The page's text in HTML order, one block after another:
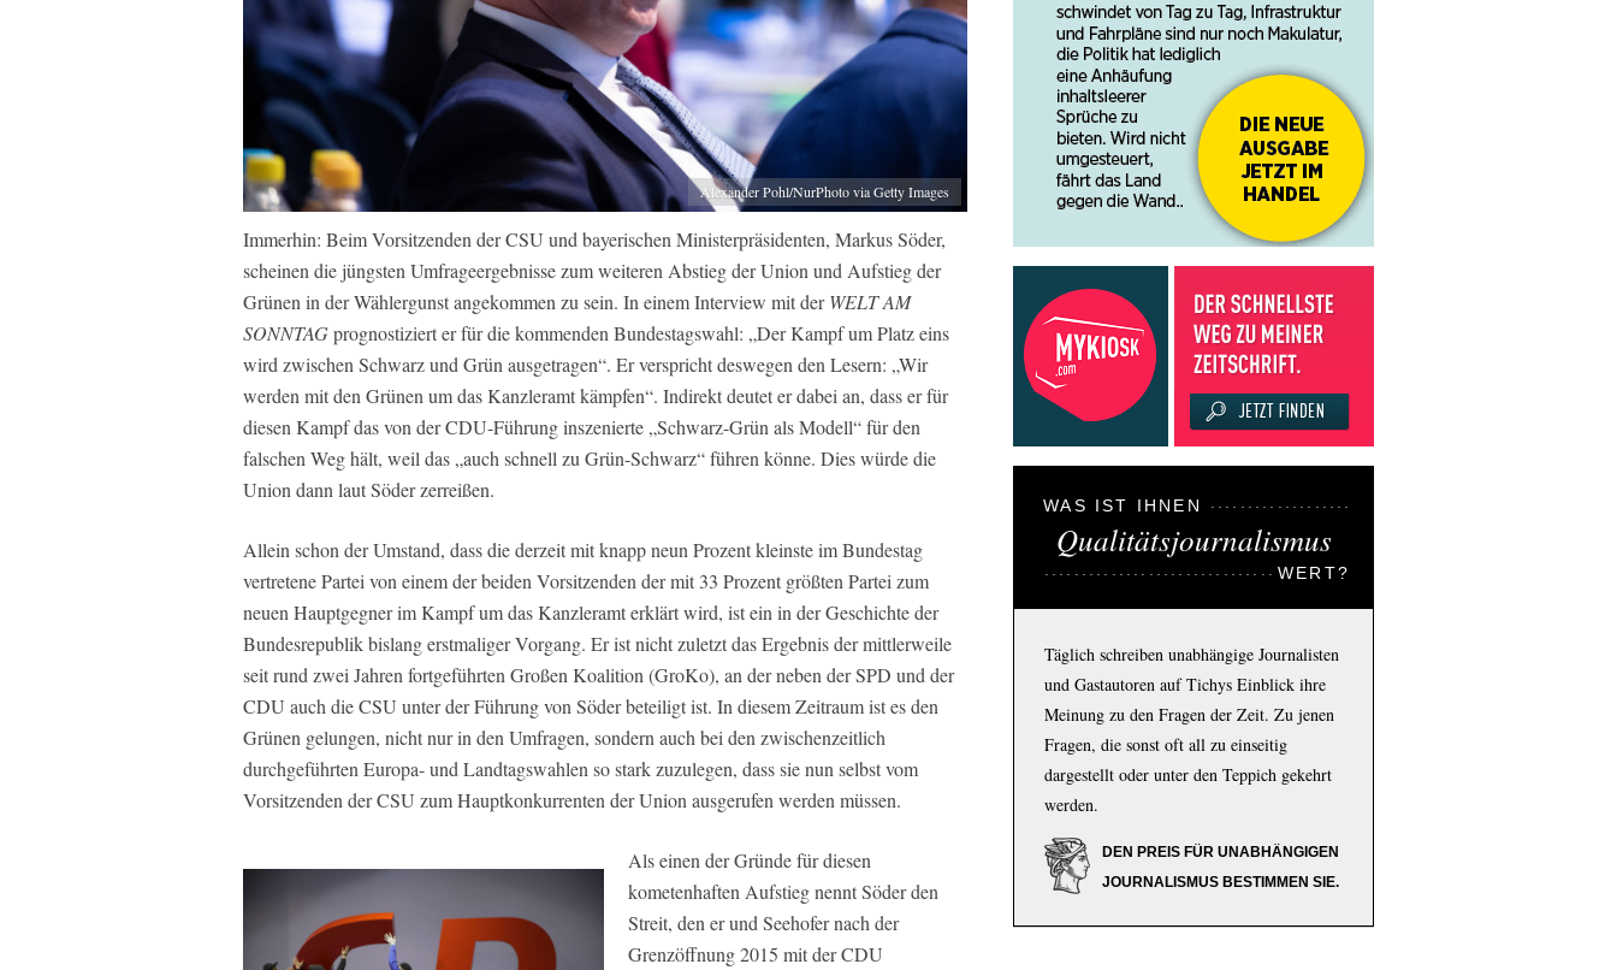
Alexander Pohl/NurPhoto via Getty Images
Immerhin: Beim Vorsitzenden der CSU und bayerischen Ministerpräsidenten, Markus Söder,
scheinen die jüngsten Umfrageergebnisse zum weiteren Abstieg der Union und Aufstieg der
Grünen in der Wählergunst angekommen zu sein. In einem Interview mit derWELT AM
SONNTAGprognostiziert er für die kommenden Bundestagswahl: „Der Kampf um Platz eins
wird zwischen Schwarz und Grün ausgetragen“. Er verspricht deswegen den Lesern: „Wir
werden mit den Grünen um das Kanzleramt kämpfen“. Indirekt deutet er dabei an, dass er für
diesen Kampf das von der CDU-Führung inszenierte „Schwarz-Grün als Modell“ für den
falschen Weg hält, weil das „auch schnell zu Grün-Schwarz“ führen könne. Dies würde die
Union dann laut Söder zerreißen.
Allein schon der Umstand, dass die derzeit mit knapp neun Prozent kleinste im Bundestag
vertretene Partei von einem der beiden Vorsitzenden der mit 33 Prozent größten Partei zum
neuen Hauptgegner im Kampf um das Kanzleramt erklärt wird, ist ein in der Geschichte der
Bundesrepublik bislang erstmaliger Vorgang. Er ist nicht zuletzt das Ergebnis der mittlerweile
seit rund zwei Jahren fortgeführten Großen Koalition (GroKo), an der neben der SPD und der
CDU auch die CSU unter der Führung von Söder beteiligt ist. In diesem Zeitraum ist es den
Grünen gelungen, nicht nur in den Umfragen, sondern auch bei den zwischenzeitlich
durchgeführten Europa- und Landtagswahlen so stark zuzulegen, dass sie nun selbst vom
Vorsitzenden der CSU zum Hauptkonkurrenten der Union ausgerufen werden müssen.
Als einen der Gründe für diesen
kometenhaften Aufstieg nennt Söder den
Streit, den er und Seehofer nach der
Grenzöffnung 2015 mit der CDU
WAS IST IHNEN
Qualitätsjournalismus
WERT?
Täglich schreiben unabhängige Journalisten
und Gastautoren auf Tichys Einblick ihre
Meinung zu den Fragen der Zeit. Zu jenen
Fragen, die sonst oft all zu einseitig
dargestellt oder unter den Teppich gekehrt
werden.
DEN PREIS FÜR UNABHÄNGIGEN
JOURNALISMUS BESTIMMEN SIE.